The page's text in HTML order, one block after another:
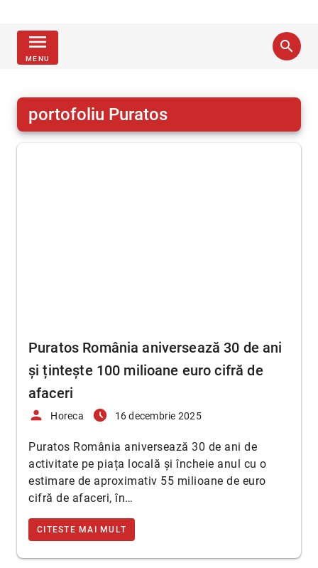
menu
MENU
search
portofoliu Puratos
Puratos România aniversează 30 de ani
și țintește 100 milioane euro cifră de
afaceri
person Horeca access_time_filled 16 decembrie 2025
Puratos România aniversează 30 de ani de
activitate pe piața locală și încheie anul cu o
estimare de aproximativ 55 milioane de euro
cifră de afaceri, în…
CITESTE MAI MULT